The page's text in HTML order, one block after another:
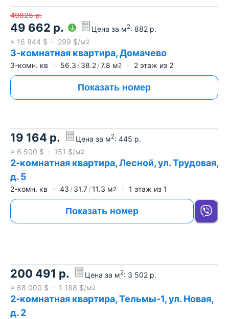
49825 р.
49 662 р. Цена за м2: 882 р.
≈ 16 844 $ 299 $/м2
3-комнатная квартира, Домачево
3-комн. кв 56.3 38.2 7.8 м2 2 этаж из 2
Показать номер
19 164 р. Цена за м2: 445 р.
≈ 6 500 $ 151 $/м2
2-комнатная квартира, Лесной, ул. Трудовая,
д. 5
2-комн. кв 43 31.7 11.3 м2 1 этаж из 1
Показать номер
200 491 р. Цена за м2: 3 502 р.
≈ 68 000 $ 1 188 $/м2
2-комнатная квартира, Тельмы-1, ул. Новая,
д. 2